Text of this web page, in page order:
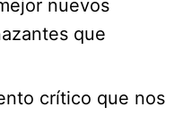
nuevos
que
crítico que nos